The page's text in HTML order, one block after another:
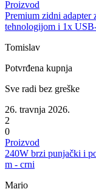
Proizvod
Premium zidni
tehnologijom i 1x
Tomislav
Potvrđena kupnja
Sve radi bez greške
26. travnja 2026.
2
0
Proizvod
240W brzi punjački i
m - crni
Mario